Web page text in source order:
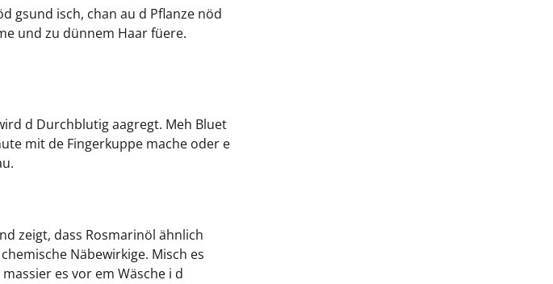
gsund isch, chan au d Pflanze nöd
und zu dünnem Haar füere.
d Durchblutig aagregt. Meh Bluet
mit de Fingerkuppe mache oder e
zeigt, dass Rosmarinöl ähnlich
Näbewirkige. Misch es
es vor em Wäsche i d